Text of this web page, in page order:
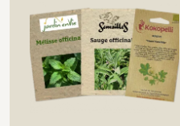
Feuilleter le
Enfants
Actions pour la planète